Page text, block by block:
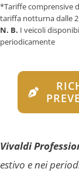
*Tariffe comprensive
tariffa notturna dalle
N. B. I veicoli
periodicamente
Vivaldi
estivo e nei